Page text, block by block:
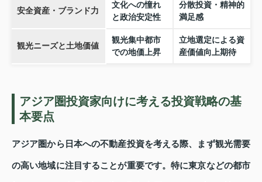
安全資産・ブランド力
文化への憧れ
と政治安定性
分散投資・精神的
満足感
観光ニーズと土地価値
観光集中都市
での地価上昇
立地選定による資
産価値向上期待
アジア圏投資家向けに考える投資戦略の基
本要点
アジア圏から日本への不動産投資を考える際、まず観光需要
の高い地域に注目することが重要です。特に東京などの都市